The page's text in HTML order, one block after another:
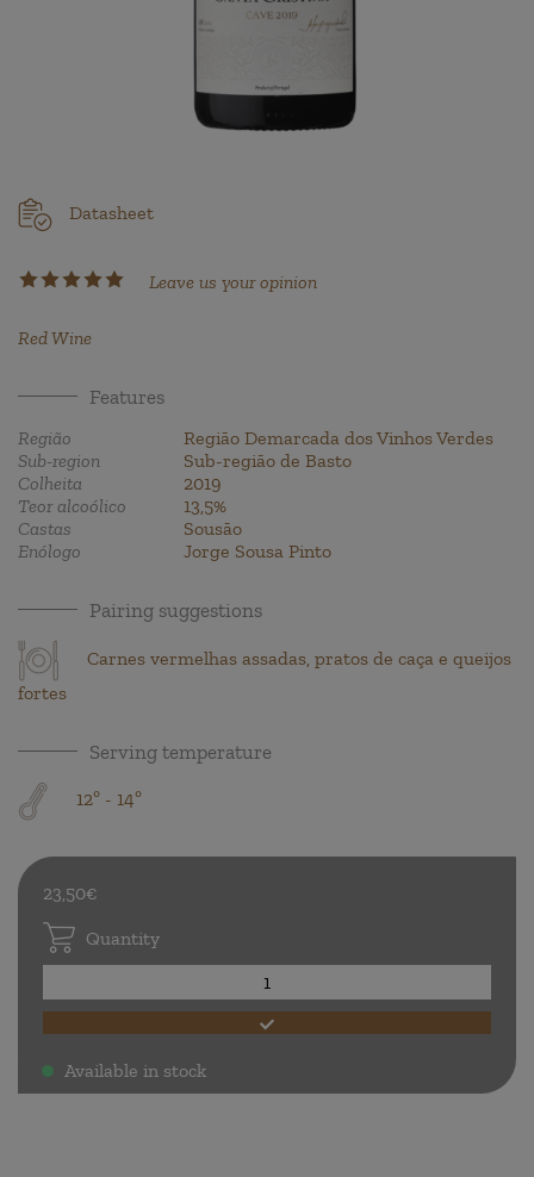
Datasheet
Leave us your opinion
Red Wine
Features
Região
Região Demarcada dos Vinhos Verdes
Sub-region
Sub-região de Basto
Colheita
2019
Teor alcoólico
13,5%
Castas
Sousão
Enólogo
Jorge Sousa Pinto
Pairing suggestions
Carnes vermelhas assadas, pratos de caça e queijos
fortes
Serving temperature
12º - 14º
23,50€
Quantity
. Available in stock